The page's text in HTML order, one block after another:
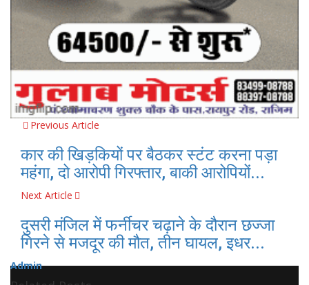
Previous Article
कार की खिड़कियों पर बैठकर स्टंट करना पड़ा
महंगा, दो आरोपी गिरफ्तार, बाकी आरोपियों...
Next Article
दुसरी मंजिल में फर्नीचर चढ़ाने के दौरान छज्जा
गिरने से मजदूर की मौत, तीन घायल, इधर...
Admin